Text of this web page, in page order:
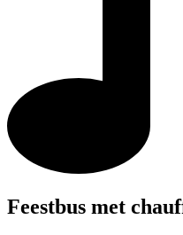
Feestbus met